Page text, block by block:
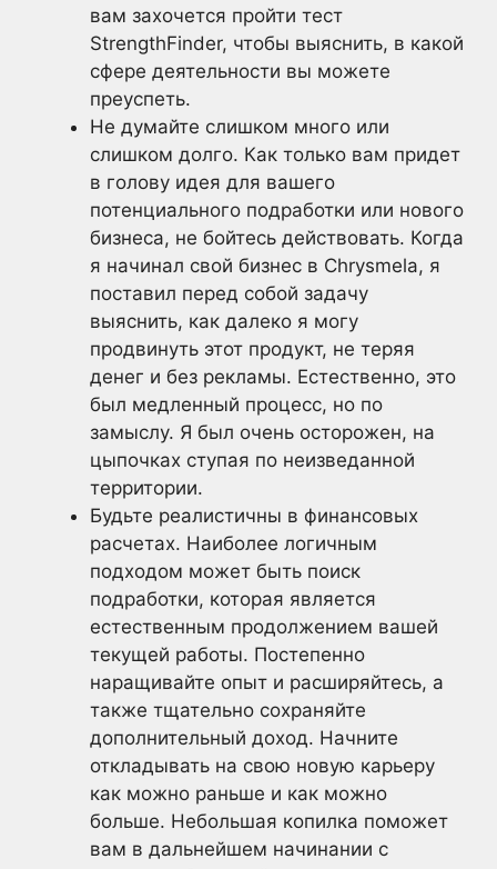
вам захочется пройти тест
StrengthFinder, чтобы выяснить, в какой
сфере деятельности вы можете
преуспеть.
Не думайте слишком много или
слишком долго. Как только вам придет
в голову идея для вашего
потенциального подработки или нового
бизнеса, не бойтесь действовать. Когда
я начинал свой бизнес в Chrysmela, я
поставил перед собой задачу
выяснить, как далеко я могу
продвинуть этот продукт, не теряя
денег и без рекламы. Естественно, это
был медленный процесс, но по
замыслу. Я был очень осторожен, на
цыпочках ступая по неизведанной
территории.
Будьте реалистичны в финансовых
расчетах. Наиболее логичным
подходом может быть поиск
подработки, которая является
естественным продолжением вашей
текущей работы. Постепенно
наращивайте опыт и расширяйтесь, а
также тщательно сохраняйте
дополнительный доход. Начните
откладывать на свою новую карьеру
как можно раньше и как можно
больше. Небольшая копилка поможет
вам в дальнейшем начинании с